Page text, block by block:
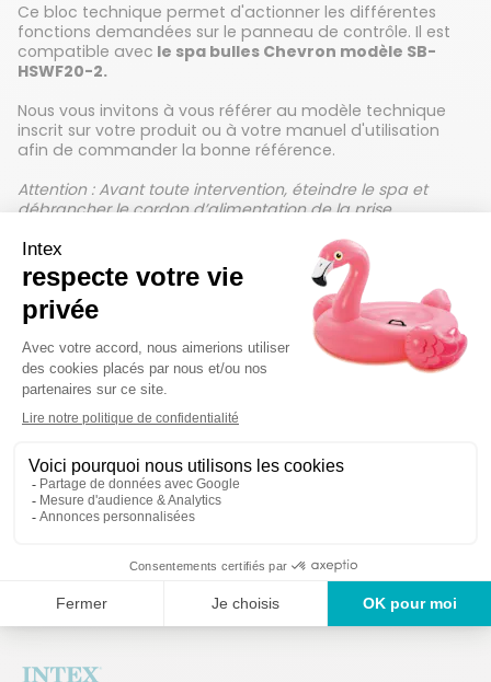
Ce bloc technique permet d'actionner les différentes
fonctions demandées sur le panneau de contrôle. Il est
compatible avec le spa bulles Chevron modèle SB-
HSWF20-2.
Nous vous invitons à vous référer au modèle technique
inscrit sur votre produit ou à votre manuel d'utilisation
afin de commander la bonne référence.
Attention : Avant toute intervention, éteindre le spa et
débrancher le cordon d’alimentation de la prise
Détails techniques
Un service en France